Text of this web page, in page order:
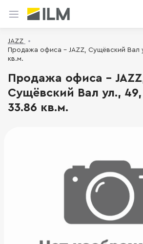
JAZZ
Продажа офиса - JAZZ, Сущёвский Вал
кв.м.
Продажа офиса -
Сущёвский Вал ул., 49,
33.86 кв.м.